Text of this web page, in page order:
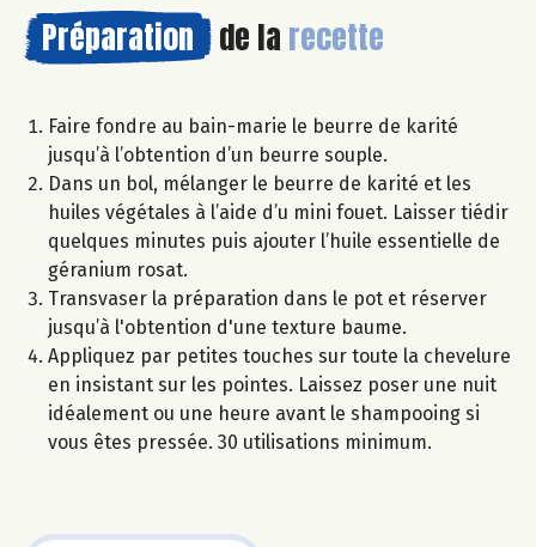
Préparation de la recette
Faire fondre au bain-marie le beurre de karité
jusqu’à l’obtention d’un beurre souple.
Dans un bol, mélanger le beurre de karité et les
huiles végétales à l’aide d’u mini fouet. Laisser tiédir
quelques minutes puis ajouter l’huile essentielle de
géranium rosat.
Transvaser la préparation dans le pot et réserver
jusqu’à l'obtention d'une texture baume.
Appliquez par petites touches sur toute la chevelure
en insistant sur les pointes. Laissez poser une nuit
idéalement ou une heure avant le shampooing si
vous êtes pressée. 30 utilisations minimum.